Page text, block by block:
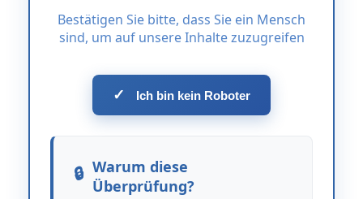
Bestätigen Sie bitte, dass Sie ein Mensch
sind, um auf unsere Inhalte zuzugreifen
✓ Ich bin kein Roboter
Warum diese
Überprüfung?